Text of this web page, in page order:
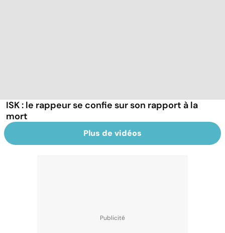
ISK : le rappeur se confie sur son rapport à la
mort
Plus de vidéos